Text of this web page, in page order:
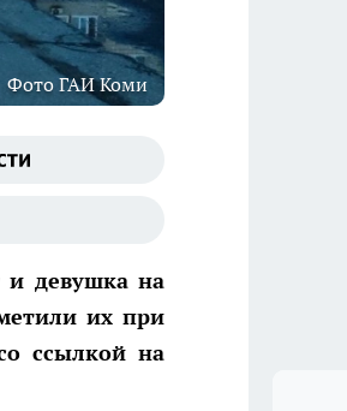
Фото ГАИ Коми
и девушка на
их при
ссылкой на